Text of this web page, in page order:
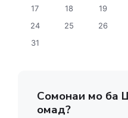
17
18 19
24
25 26
31
Сомонаи мо ба
омад?